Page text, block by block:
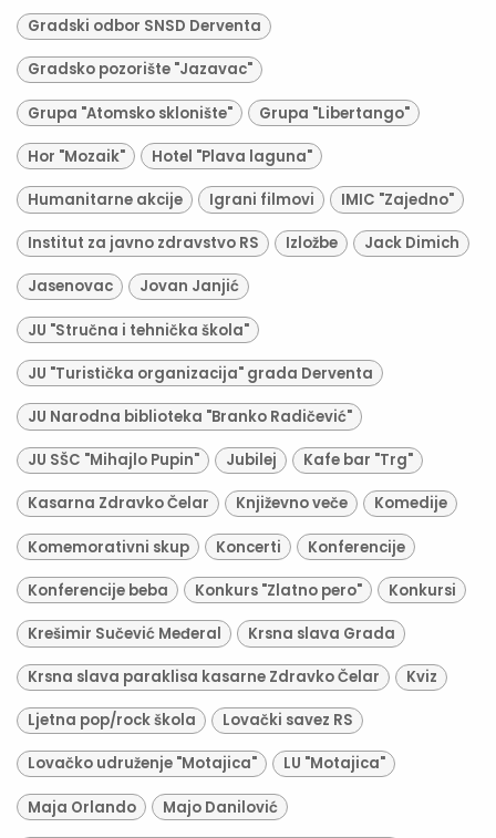
Gradski odbor SNSD Derventa
Gradsko pozorište "Jazavac"
Grupa "Atomsko sklonište" Grupa "Libertango"
Hor "Mozaik" Hotel "Plava laguna"
Humanitarne akcije Igrani filmovi IMIC "Zajedno"
Institut za javno zdravstvo RS Izložbe Jack Dimich
Jasenovac Jovan Janjić
JU "Stručna i tehnička škola"
JU "Turistička organizacija" grada Derventa
JU Narodna biblioteka "Branko Radičević"
JU SŠC "Mihajlo Pupin" Jubilej Kafe bar "Trg"
Kasarna Zdravko Čelar Književno veče Komedije
Komemorativni skup Koncerti Konferencije
Konferencije beba Konkurs "Zlatno pero" Konkursi
Krešimir Sučević Međeral Krsna slava Grada
Krsna slava paraklisa kasarne Zdravko Čelar Kviz
Ljetna pop/rock škola Lovački savez RS
Lovačko udruženje "Motajica" LU "Motajica"
Maja Orlando Majo Danilović